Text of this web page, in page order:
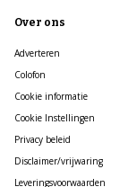
Over ons
Adverteren
Colofon
Cookie informatie
Cookie Instellingen
Privacy beleid
Disclaimer/vrijwaring
Leveringsvoorwaarden